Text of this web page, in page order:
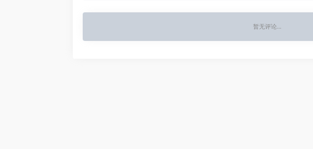
暂无评论...